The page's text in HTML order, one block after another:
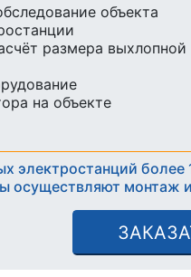
объекта
размера выхлопной
на объекте
электростанций более
осуществляют монтаж